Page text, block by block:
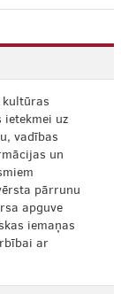
kultūras
ietekmei uz
vadības
un
pārrunu
apguve
iemaņas
ar